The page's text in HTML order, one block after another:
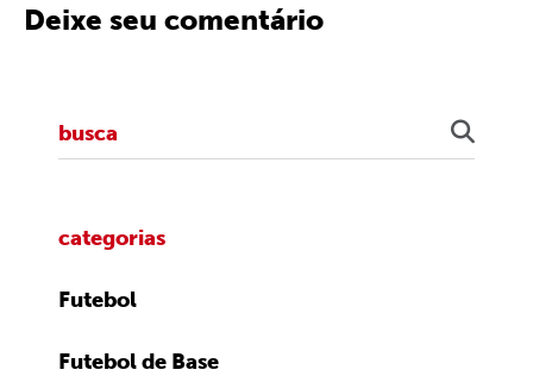
Deixe seu comentário
categorias
Futebol
Futebol de Base